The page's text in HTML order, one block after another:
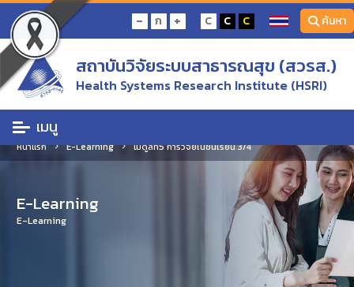
- ก + C C C ค้นหา
สถาบันวิจัยระบบสาธารณสุข (สวรส.)
Health Systems Research Institute (HSRI)
เมนู
หน้าแรก E-Learning โมดูลที่5 การวิจัยในชั้นเรียน 3/4
E-Learning
E-Learning